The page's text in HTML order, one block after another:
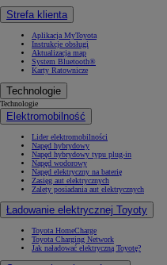
Strefa klienta
Aplikacja MyToyota
Instrukcje obsługi
Aktualizacja map
System Bluetooth®
Karty Ratownicze
Technologie
Technologie
Elektromobilność
Lider elektromobilności
Napęd hybrydowy
Napęd hybrydowy typu plug-in
Napęd wodorowy
Napęd elektryczny na baterię
Zasięg aut elektrycznych
Zalety posiadania aut elektrycznych
Ładowanie elektrycznej Toyoty
Toyota HomeCharge
Toyota Charging Network
Jak naładować elektryczną Toyotę?